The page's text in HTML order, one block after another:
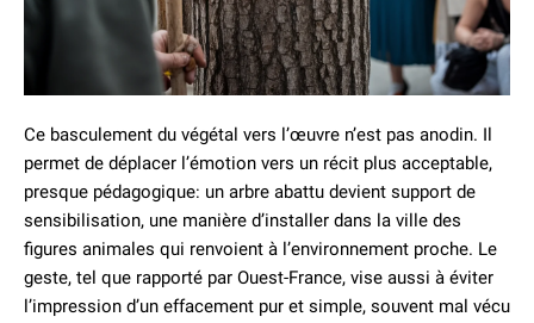
Ce basculement du végétal vers l’œuvre n’est pas anodin. Il
permet de déplacer l’émotion vers un récit plus acceptable,
presque pédagogique: un arbre abattu devient support de
sensibilisation, une manière d’installer dans la ville des
figures animales qui renvoient à l’environnement proche. Le
geste, tel que rapporté par Ouest-France, vise aussi à éviter
l’impression d’un effacement pur et simple, souvent mal vécu